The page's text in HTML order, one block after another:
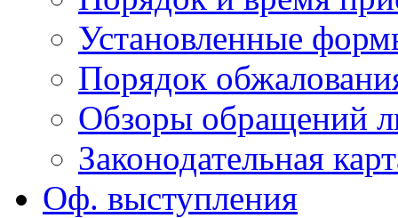
Установленные
Порядок
Обзоры обращений
Законодательная
Оф. выступления